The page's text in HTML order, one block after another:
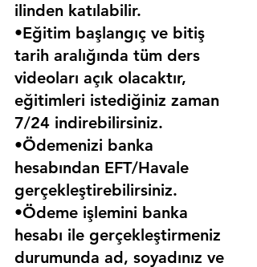
ilinden katılabilir.
•Eğitim başlangıç ve bitiş
tarih aralığında tüm ders
videoları açık olacaktır,
eğitimleri istediğiniz zaman
7/24 indirebilirsiniz.
•Ödemenizi banka
hesabından EFT/Havale
gerçekleştirebilirsiniz.
•Ödeme işlemini banka
hesabı ile gerçekleştirmeniz
durumunda ad, soyadınız ve